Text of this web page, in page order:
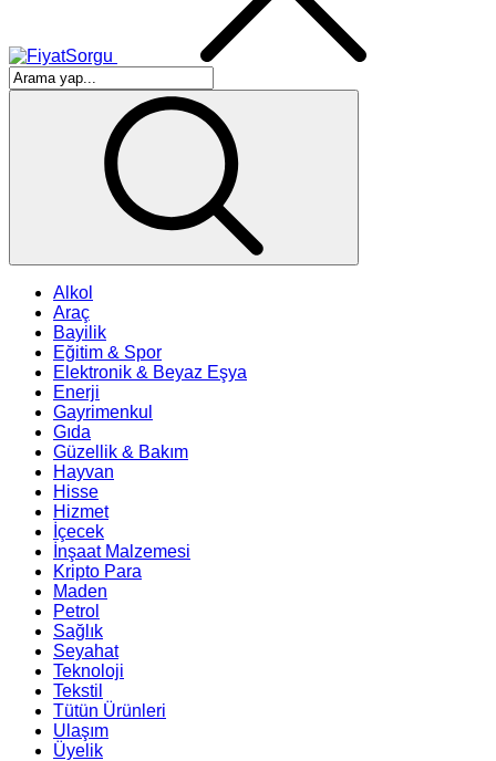
Alkol
Araç
Bayilik
Eğitim & Spor
Elektronik & Beyaz Eşya
Enerji
Gayrimenkul
Gıda
Güzellik & Bakım
Hayvan
Hisse
Hizmet
İçecek
İnşaat Malzemesi
Kripto Para
Maden
Petrol
Sağlık
Seyahat
Teknoloji
Tekstil
Tütün Ürünleri
Ulaşım
Üyelik